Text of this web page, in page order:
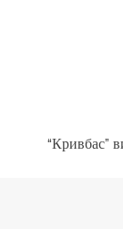
“Кривбас”